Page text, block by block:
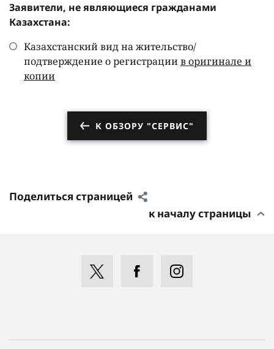
Заявители, не являющиеся гражданами
Казахстана:
Казахстанский вид на жительство/
подтверждение о регистрациив оригинале и
копии
К ОБЗОРУ "СЕРВИС"
Поделиться страницей
к началу страницы